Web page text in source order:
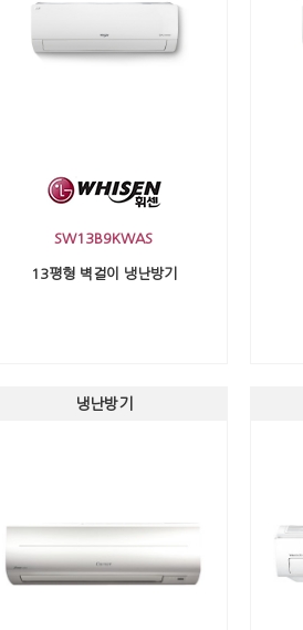
SW13B9KWAS
13평형 벽걸이 냉난방기
냉난방기